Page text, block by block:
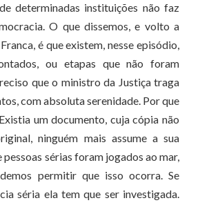
determinadas instituições não faz
O que dissemos, e volto a
é que existem, nesse episódio,
ou etapas que não foram
que o ministro da Justiça traga
com absoluta serenidade. Por que
um documento, cuja cópia não
ninguém mais assume a sua
pessoas sérias foram jogados ao mar,
permitir que isso ocorra. Se
séria ela tem que ser investigada.